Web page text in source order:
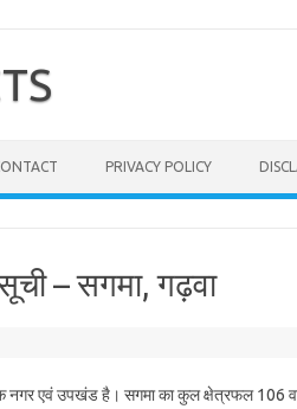
PRIVACY POLICY
– सगमा, गढ़वा
नगर एवं उपखंड है। सगमा का कुल क्षेत्रफल 106